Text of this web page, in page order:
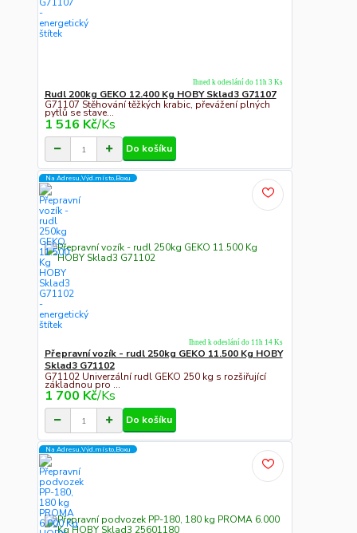
Rudl 200kg GEKO 12.400 Kg HOBY Sklad3 G71107
G71107 Stěhování těžkých krabic, převážení plných
pytlů se stave...
1 516 Kč/Ks
Ihned k odeslání do 11h 3 Ks
Do košíku
Na Adresu,Výd.místo,Boxu
Přepravní vozík - rudl 250kg GEKO 11.500 Kg HOBY
Sklad3 G71102
G71102 Univerzální rudl GEKO 250 kg s rozšiřující
základnou pro ...
1 700 Kč/Ks
Ihned k odeslání do 11h 14 Ks
Do košíku
Na Adresu,Výd.místo,Boxu